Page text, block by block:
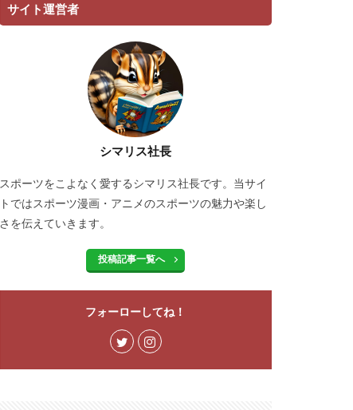
サイト運営者
シマリス社長
スポーツをこよなく愛するシマリス社長です。当サイ
トではスポーツ漫画・アニメのスポーツの魅力や楽し
さを伝えていきます。
投稿記事一覧へ
フォーローしてね！